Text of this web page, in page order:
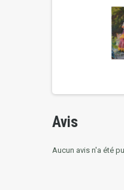
Avis
Aucun avis n'a été